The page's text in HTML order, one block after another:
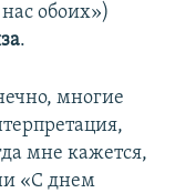
обоих»)
.
многие
мне кажется,
«С днем